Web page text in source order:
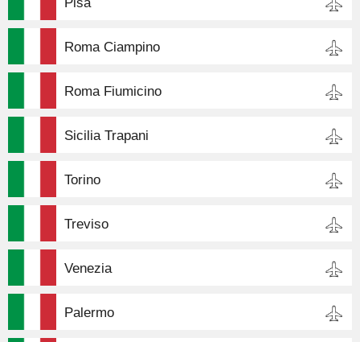
Roma Ciampino
Roma Fiumicino
Sicilia Trapani
Torino
Treviso
Venezia
Palermo